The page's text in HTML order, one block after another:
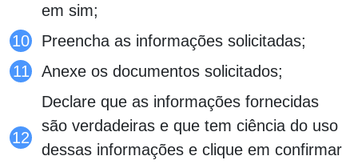
em sim;
Preencha as informações solicitadas;
Anexe os documentos solicitados;
Declare que as informações fornecidas
são verdadeiras e que tem ciência do uso
dessas informações e clique em confirmar